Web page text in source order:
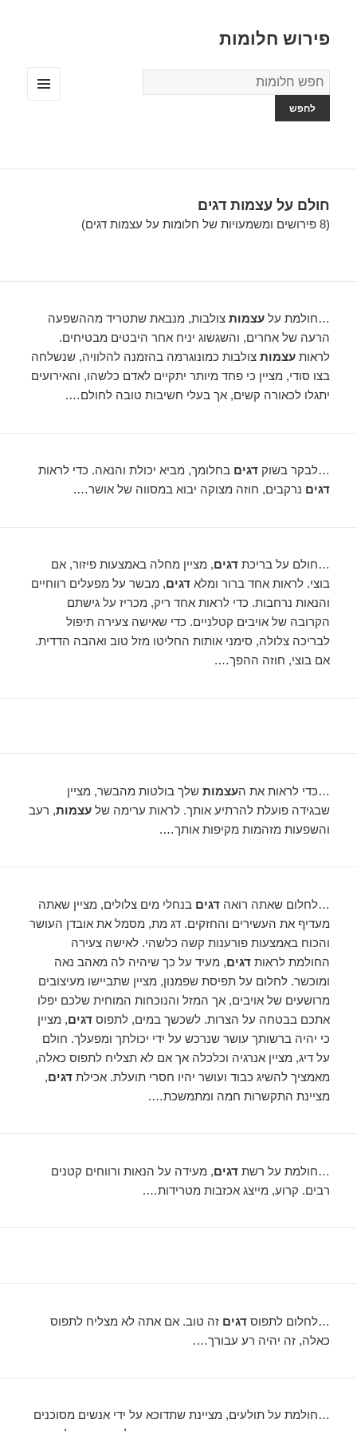
פירוש חלומות
מילון
החלומות
חולם על עצמות דגים
(8 פירושים ומשמעויות של חלומות על עצמות דגים)
…חולמת עלעצמות צולבות, מנבאת שתטריד מההשפעה
הרעה של אחרים, והשגשוג יניח אחר היבטים מבטיחים.
לראותעצמות צולבות כמונוגרמה בהזמנה להלוויה, שנשלחה
בצו סודי, מציין כי פחד מיותר יתקיים לאדם כלשהו, ​​והאירועים
יתגלו לכאורה קשים, אך בעלי חשיבות טובה לחולם….
…לבקר בשוקדגים בחלומך, מביא יכולת והנאה. כדי לראות
דגים נרקבים, חוזה מצוקה יבוא במסווה של אושר….
…חולם על בריכתדגים, מציין מחלה באמצעות פיזור, אם
בוצי. לראות אחד ברור ומלאדגים, מבשר על מפעלים רווחיים
והנאות נרחבות. כדי לראות אחד ריק, מכריז על גישתם
הקרובה של אויבים קטלניים. כדי שאישה צעירה תיפול
לבריכה צלולה, סימני אותות החליטו מזל טוב ואהבה הדדית.
אם בוצי, חוזה ההפך….
…כדי לראות את העצמות שלך בולטות מהבשר, מציין
שבגידה פועלת להרתיע אותך. לראות ערימה שלעצמות, רעב
והשפעות מזהמות מקיפות אותך….
…לחלום שאתה רואהדגים בנחלי מים צלולים, מציין שאתה
מעדיף את העשירים והחזקים. דג מת, מסמל את אובדן העושר
והכוח באמצעות פורענות קשה כלשהי. לאישה צעירה
החולמת לראותדגים, מעיד על כך שיהיה לה מאהב נאה
ומוכשר. לחלום על תפיסת שפמנון, מציין שתביישו מעיצובים
מרושעים של אויבים, אך המזל והנוכחות המוחית שלכם יפלו
אתכם בבטחה על הצרות. לשכשך במים, לתפוסדגים, מציין
כי יהיה ברשותך עושר שנרכש על ידי יכולתך ומפעלך. חולם
על דיג, מציין אנרגיה וכלכלה אך אם לא תצליח לתפוס כאלה,
מאמציך להשיג כבוד ועושר יהיו חסרי תועלת. אכילתדגים,
מציינת התקשרות חמה ומתמשכת….
…חולמת על רשתדגים, מעידה על הנאות ורווחים קטנים
רבים. קרוע, מייצג אכזבות מטרידות….
…לחלום לתפוסדגים זה טוב. אם אתה לא מצליח לתפוס
כאלה, זה יהיה רע עבורך….
…חולמת על תולעים, מציינת שתדוכא על ידי אנשים מסוכנים